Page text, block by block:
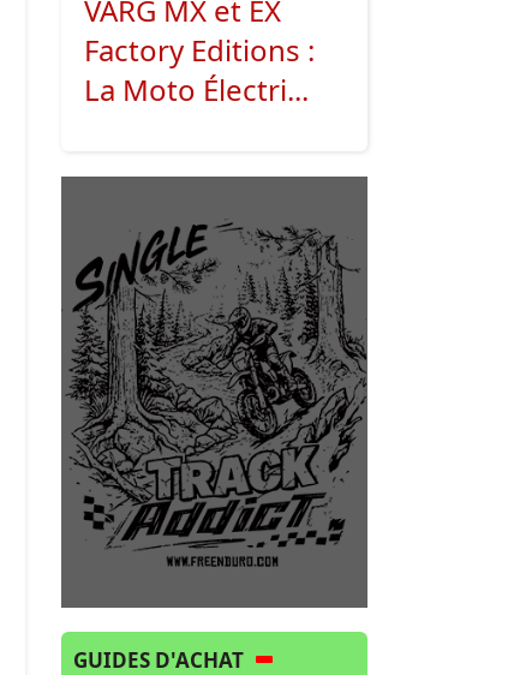
VARG MX et EX
Factory Editions :
La Moto Électri...
GUIDES D'ACHAT